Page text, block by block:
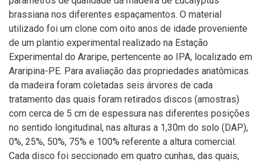
brassiana nos diferentes espaçamentos. O material
utilizado foi um clone com oito anos de idade proveniente
de um plantio experimental realizado na Estação
Experimental do Araripe, pertencente ao IPA, localizado em
Araripina-PE. Para avaliação das propriedades anatômicas
da madeira foram coletadas seis árvores de cada
tratamento das quais foram retirados discos (amostras)
com cerca de 5 cm de espessura nas diferentes posições
no sentido longitudinal, nas alturas a 1,30m do solo (DAP),
0%, 25%, 50%, 75% e 100% referente a altura comercial.
Cada disco foi seccionado em quatro cunhas, das quais,